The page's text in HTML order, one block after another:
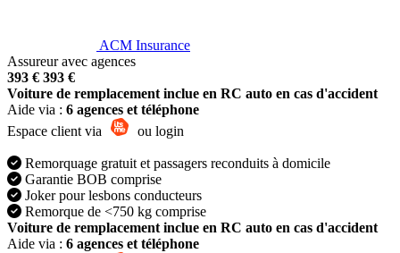
ACM Insurance
Assureur avec agences
393 € 393 €
Voiture de remplacement inclue en RC auto en cas d'accident
Aide via : 6 agences et téléphone
Espace client via
ou login
Remorquage gratuit et passagers reconduits à domicile
Garantie BOB comprise
Joker pour lesbons conducteurs
Remorque de <750 kg comprise
Voiture de remplacement inclue en RC auto en cas d'accident
Aide via : 6 agences et téléphone